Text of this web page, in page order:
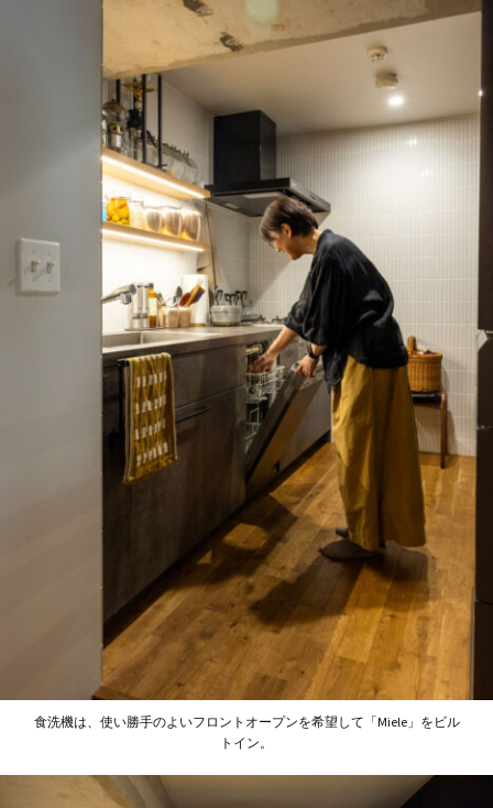
食洗機は、使い勝手のよいフロントオープンを希望して「Miele」をビル
トイン。